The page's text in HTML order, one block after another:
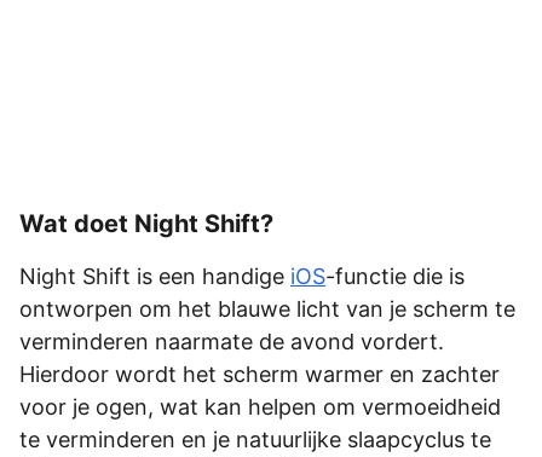
Wat doet Night Shift?
Night Shift is een handige iOS-functie die is
ontworpen om het blauwe licht van je scherm te
verminderen naarmate de avond vordert.
Hierdoor wordt het scherm warmer en zachter
voor je ogen, wat kan helpen om vermoeidheid
te verminderen en je natuurlijke slaapcyclus te